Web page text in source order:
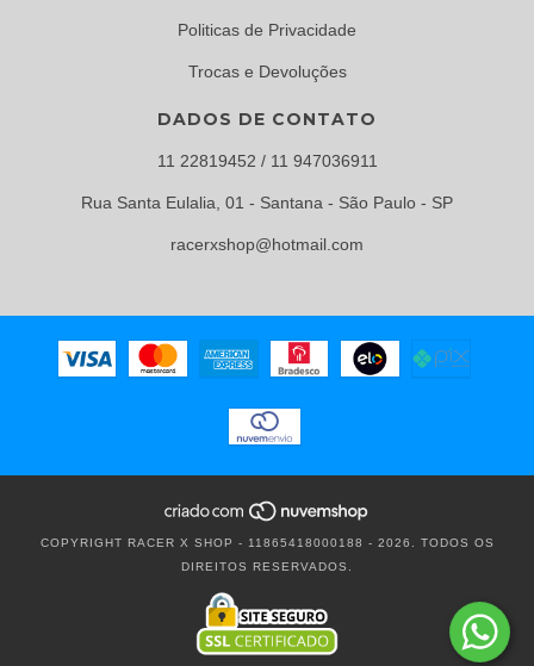
Politicas de Privacidade
Trocas e Devoluções
DADOS DE CONTATO
11 22819452 / 11 947036911
Rua Santa Eulalia, 01 - Santana - São Paulo - SP
racerxshop@hotmail.com
COPYRIGHT RACER X SHOP - 11865418000188 - 2026. TODOS OS
DIREITOS RESERVADOS.